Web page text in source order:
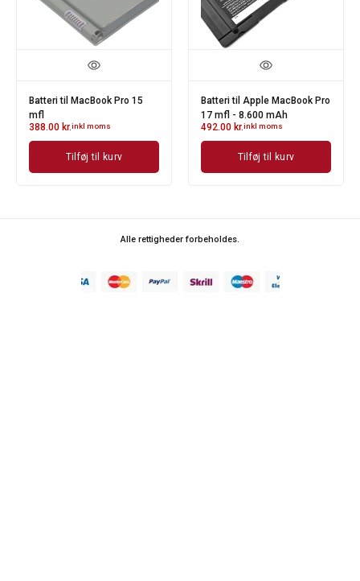
Batteri til MacBook Pro 15
mfl
388.00 kr.inkl moms
Tilføj til kurv
Batteri til Apple MacBook Pro
17 mfl - 8.600 mAh
492.00 kr.inkl moms
Tilføj til kurv
Alle rettigheder forbeholdes.